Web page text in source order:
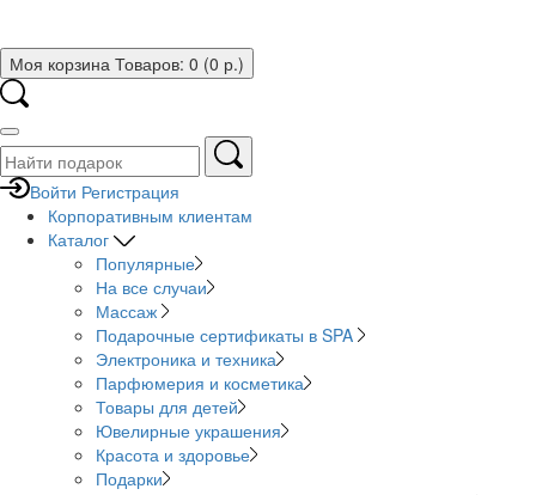
Моя корзина Товаров: 0 (0 р.)
Войти Регистрация
Корпоративным клиентам
Каталог
Популярные
На все случаи
Массаж
Подарочные сертификаты в SPA
Электроника и техника
Парфюмерия и косметика
Товары для детей
Ювелирные украшения
Красота и здоровье
Подарки